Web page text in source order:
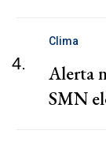
4.
Clima
Alerta
SMN